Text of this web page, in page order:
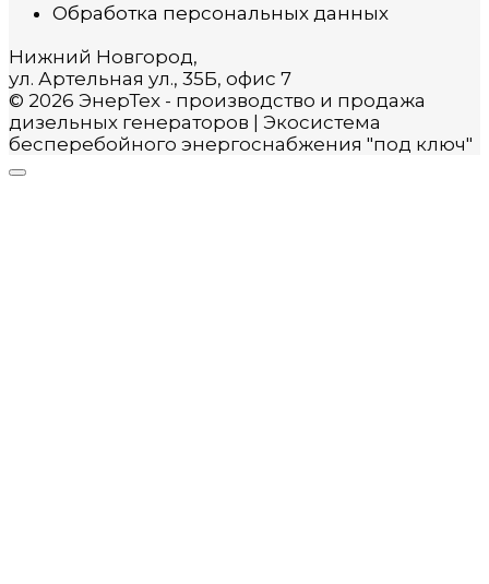
Обработка персональных данных
Нижний Новгород,
ул. Артельная ул., 35Б, офис 7
© 2026 ЭнерТех - производство и продажа
дизельных генераторов | Экосистема
бесперебойного энергоснабжения "под ключ"